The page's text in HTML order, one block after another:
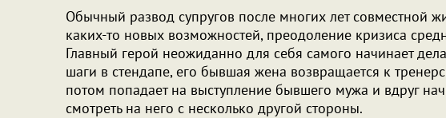
Обычный развод супругов после многих лет совместной
каких-то новых возможностей, преодоление кризиса
Главный герой неожиданно для себя самого начинает
шаги в стендапе, его бывшая жена возвращается к
потом попадает на выступление бывшего мужа и вдруг
смотреть на него с несколько другой стороны.